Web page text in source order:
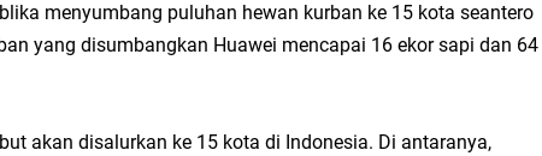
menyumbang puluhan hewan kurban ke 15 kota seantero
yang disumbangkan Huawei mencapai 16 ekor sapi dan 64
akan disalurkan ke 15 kota di Indonesia. Di antaranya,